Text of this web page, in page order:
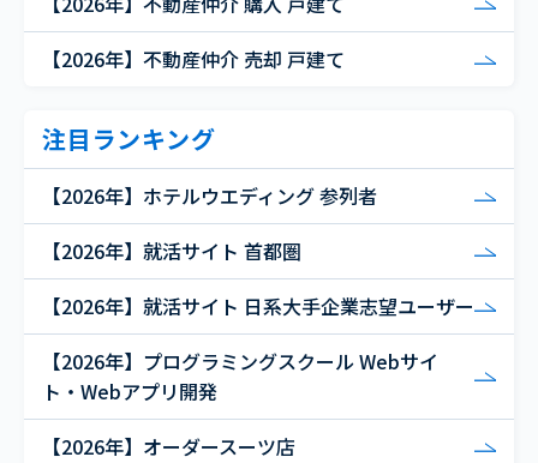
【2026年】不動産仲介 売却 戸建て
注目ランキング
【2026年】ホテルウエディング 参列者
【2026年】就活サイト 首都圏
【2026年】就活サイト 日系大手企業志望ユーザー
【2026年】プログラミングスクール Webサイ
ト・Webアプリ開発
【2026年】オーダースーツ店